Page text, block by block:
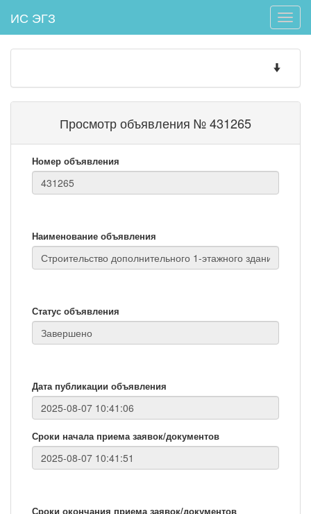
Toggle
ИС ЭГЗ
Toggle
Просмотр объявления № 431265
Номер объявления
Наименование объявления
Статус объявления
Дата публикации объявления
Сроки начала приема заявок/документов
Сроки окончания приема заявок/документов